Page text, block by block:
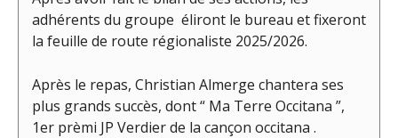
adhérents du groupe éliront le bureau et fixeront
la feuille de route régionaliste 2025/2026.
Après le repas, Christian Almerge chantera ses
plus grands succès, dont “ Ma Terre Occitana ”,
1er prèmi JP Verdier de la cançon occitana .